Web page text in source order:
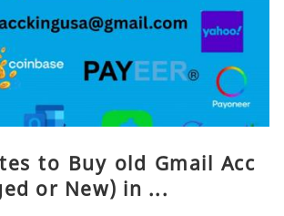
to Buy old Gmail Acc
or New) in ...